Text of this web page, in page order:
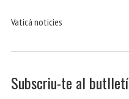
Vaticá noticies
Subscriu-te al butlletí